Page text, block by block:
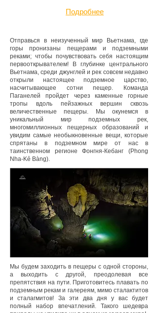
Подробнее
Отправься в неизученный мир Вьетнама, где
горы пронизаны пещерами и подземными
реками; чтобы почувствовать себя настоящим
первооткрывателем! В глубинке центрального
Вьетнама, среди джунглей и рек совсем недавно
открыли настоящее подземное царство,
насчитывающее сотни пещер. Команда
Паганелей пройдет через каменные горные
тропы вдоль пейзажных вершин сквозь
величественные пещеры. Мы окунемся в
уникальный мир подземных рек,
многомиллионных пещерных образований и
увидим самые необыкновенные вещи, которые
спрятаны в подземном мире от нас в
таинственном регионе Фонгня-Кебанг (Phong
Nha-Kẻ Bàng).
Мы будем заходить в пещеры с одной стороны,
а выходить с другой, преодолевая все
препятствия на пути. Приготовитесь плавать по
подземным рекам и галереям, мимо сталактитов
и сталагмитов! За эти два дня у вас будет
полный набор впечатлений. Такого шедевра